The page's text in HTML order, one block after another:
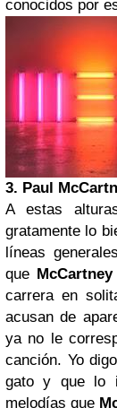
conocidos por
3. Paul
A estas
gratamente lo
líneas
que McCartney
carrera en
acusan de
ya no le
canción. Yo
gato y que lo
melodías que